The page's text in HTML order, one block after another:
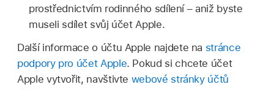
prostřednictvím rodinného sdílení – aniž byste
museli sdílet svůj účet Apple.
Další informace o účtu Apple najdete na stránce
podpory pro účet Apple. Pokud si chcete účet
Apple vytvořit, navštivte webové stránky účtů